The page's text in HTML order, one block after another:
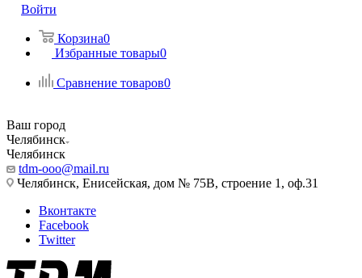
Войти
Корзина0
Избранные товары0
Сравнение товаров0
Ваш город
Челябинск
Челябинск
tdm-ooo@mail.ru
Челябинск, Енисейская, дом № 75В, строение 1, оф.31
Вконтакте
Facebook
Twitter